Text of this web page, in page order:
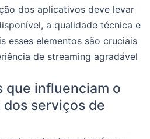
dos aplicativos deve levar
a qualidade técnica e
esses elementos são cruciais
de streaming agradável
que influenciam o
serviços de